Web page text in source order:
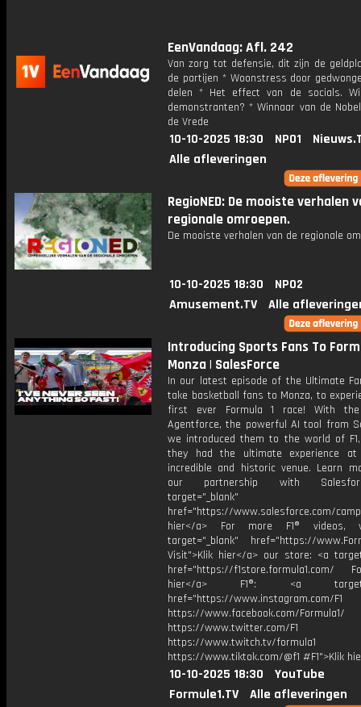
EenVandaag: Afl. 242
Van zorg tot defensie, dit zijn de
de partijen * Woonstress door
delen * Het effect van de socials.
demonstranten? * Winnaar van de
de Vrede
10-10-2025 18:30 NPO1
Alle afleveringen
RegioNED: De mooiste verhalen
regionale omroepen.
De mooiste verhalen van de regionale
10-10-2025 18:30
NPO2
Amusement.TV
Alle
Introducing Sports Fans To
Monza | SalesForce
In our latest episode of the Ultimate
take basketball fans to Monza, to
first ever Formula 1 race! With
Agentforce, the powerful AI tool from
we introduced them to the world of
they had the ultimate experience
incredible and historic venue. Learn
our partnership with
target="_blank"
href="https://www.salesforce.com/
hier</a> For more F1® videos,
target="_blank" href="https://
Visit">Klik hier</a> our store: <a
href="https://f1store.formula1.com/
hier</a> F1®: <a
href="https://www.instagram.com/F1
https://www.facebook.com/Formula1/
https://www.twitter.com/F1
https://www.twitch.tv/formula1
https://www.tiktok.com/@f1 #F1">Klik
10-10-2025 18:30
YouTube
Formule1.TV
Alle afleveringen